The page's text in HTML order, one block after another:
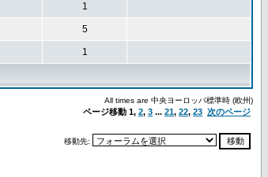
1
5
1
All times are 中央ヨーロッパ標準時 (欧州)
ページ移動 1, 2, 3 ... 21, 22, 23 次のページ
移動先: